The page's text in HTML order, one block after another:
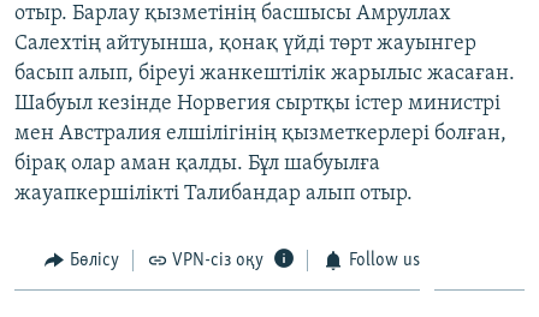
ЖАЗЫЛЫҢЫЗ
Басқа тілдерде
отыр. Барлау қызметінің басшысы Амруллах
Салехтің айтуынша, қонақ үйді төрт жауынгер
басып алып, біреуі жанкештілік жарылыс жасаған.
Шабуыл кезінде Норвегия сыртқы істер министрі
мен Австралия елшілігінің қызметкерлері болған,
бірақ олар аман қалды. Бұл шабуылға
жауапкершілікті Талибандар алып отыр.
Бөлісу VPN-сіз оқу Follow us